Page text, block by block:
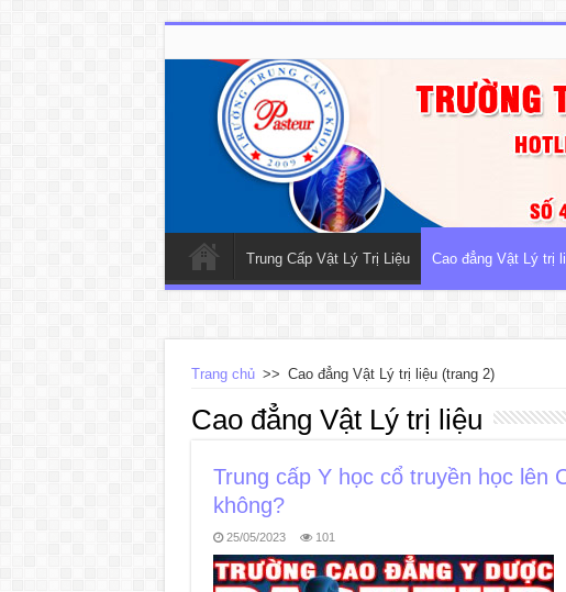
Trung Cấp Vật Lý Trị Liệu Cao đẳng Vật Lý trị
Trang chủ >> Cao đẳng Vật Lý trị liệu(trang 2)
Cao đẳng Vật Lý trị liệu
Trung cấp Y học cổ truyền học lên
không?
25/05/2023 101